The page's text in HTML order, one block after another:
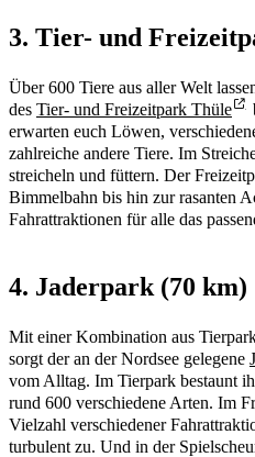
3. Tier- und
Über 600 Tiere aus aller Welt
des Tier- und Freizeitpark Thüle
erwarten euch Löwen,
zahlreiche andere Tiere. Im
streicheln und füttern. Der
Bimmelbahn bis hin zur rasanten
Fahrattraktionen für alle das
4. Jaderpark (70 km)
Mit einer Kombination aus
sorgt der an der Nordsee gelegene
vom Alltag. Im Tierpark bestaunt
rund 600 verschiedene Arten. Im
Vielzahl verschiedener
turbulent zu. Und in der